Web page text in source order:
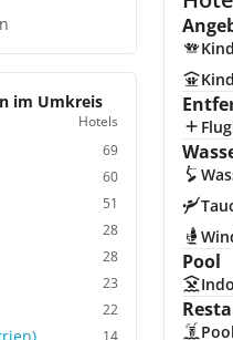
im Umkreis
Hotels
69
60
51
28
28
23
22
14
Pool